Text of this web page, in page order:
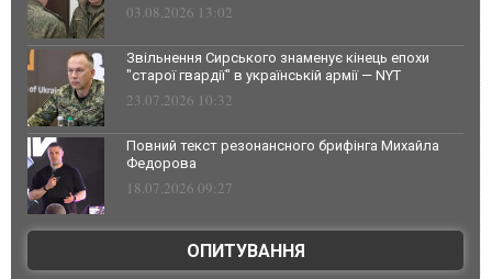
03.08.2026 13:02
Звільнення Сирського знаменує кінець епохи
"старої гвардії" в українській армії — NYT
23.07.2026 10:32
Повний текст резонансного брифінга Михайла
Федорова
18.07.2026 09:27
ОПИТУВАННЯ